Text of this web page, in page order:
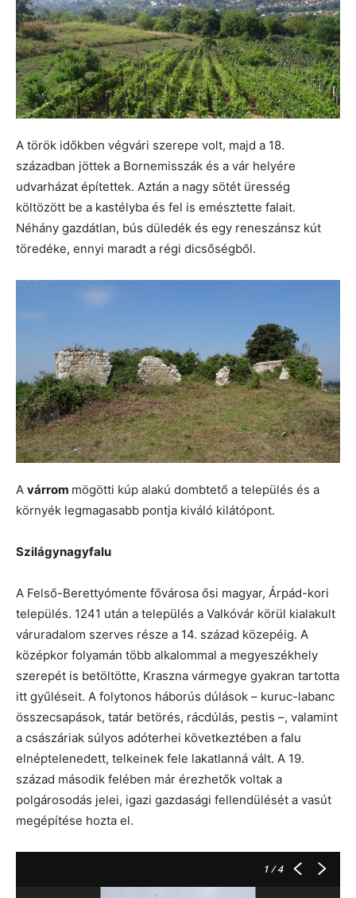
A török időkben végvári szerepe volt, majd a 18.
században jöttek a Bornemisszák és a vár helyére
udvarházat építettek. Aztán a nagy sötét üresség
költözött be a kastélyba és fel is emésztette falait.
Néhány gazdátlan, bús düledék és egy reneszánsz kút
töredéke, ennyi maradt a régi dicsőségből.
A várrom mögötti kúp alakú dombtető a település és a
környék legmagasabb pontja kiváló kilátópont.
Szilágynagyfalu
A Felső-Berettyómente fővárosa ősi magyar, Árpád-kori
település. 1241 után a település a Valkóvár körül kialakult
váruradalom szerves része a 14. század közepéig. A
középkor folyamán több alkalommal a megyeszékhely
szerepét is betöltötte, Kraszna vármegye gyakran tartotta
itt gyűléseit. A folytonos háborús dúlások – kuruc-labanc
összecsapások, tatár betörés, rácdúlás, pestis –, valamint
a császáriak súlyos adóterhei következtében a falu
elnéptelenedett, telkeinek fele lakatlanná vált. A 19.
század második felében már érezhetők voltak a
polgárosodás jelei, igazi gazdasági fellendülését a vasút
megépítése hozta el.
1/ 4